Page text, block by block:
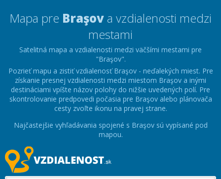
Mapa pre Braşova vzdialenosti medzi
mestami
Satelitná mapa a vzdialenosti medzi väčšími mestami pre
"Braşov".
Pozrieť mapu a zistiť vzdialenosť Braşov - neďalekých miest. Pre
získanie presnej vzdialenosti medzi miestom Braşov a inými
destináciami vpíšte názov polohy do nižšie uvedených polí. Pre
skontrolovanie predpovedi počasia pre Braşov alebo plánovača
cesty zvoľte ikonu na pravej strane.
Najčastejšie vyhľadávania spojené s Braşov sú vypísané pod
mapou.